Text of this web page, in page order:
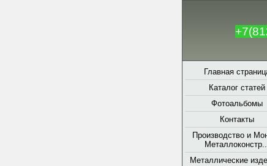
Главная
Каталог статей
Фотоальбомы
Контакты
Производство и
Металлические